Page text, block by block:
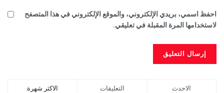
احفظ اسمي، بريدي الإلكتروني، والموقع الإلكتروني في هذا المتصفح
لاستخدامها المرة المقبلة في تعليقي.
الاكثر شهرة التعليقات الاحدث